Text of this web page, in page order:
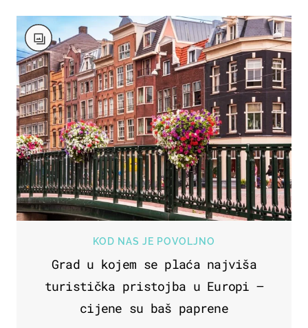
KOD NAS JE POVOLJNO
Grad u kojem se plaća najviša
turistička pristojba u Europi –
cijene su baš paprene